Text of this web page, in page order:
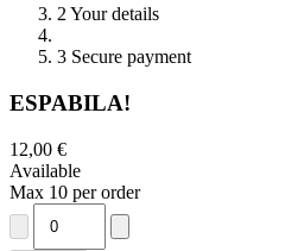
2 Your details
3 Secure payment
ESPABILA!
12,00 €
Available
Max 10 per order